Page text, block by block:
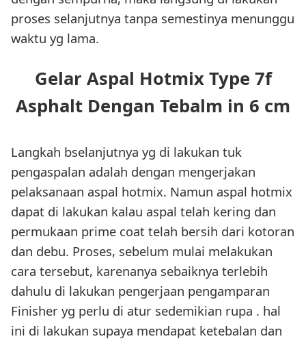
proses selanjutnya tanpa semestinya menunggu
waktu yg lama.
Gelar Aspal Hotmix Type 7f
Asphalt Dengan Tebalm in 6 cm
Langkah bselanjutnya yg di lakukan tuk
pengaspalan adalah dengan mengerjakan
pelaksanaan aspal hotmix. Namun aspal hotmix
dapat di lakukan kalau aspal telah kering dan
permukaan prime coat telah bersih dari kotoran
dan debu. Proses, sebelum mulai melakukan
cara tersebut, karenanya sebaiknya terlebih
dahulu di lakukan pengerjaan pengamparan
Finisher yg perlu di atur sedemikian rupa . hal
ini di lakukan supaya mendapat ketebalan dan